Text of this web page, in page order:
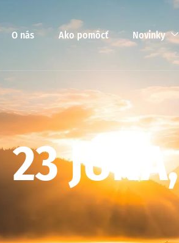
O nás Ako pomôcť Novinky
23JÚNA,